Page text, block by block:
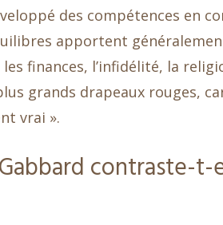
des compétences en
apportent
finances, l’infidélité, la
grands drapeaux rouges,
vrai ».
contraste-t-